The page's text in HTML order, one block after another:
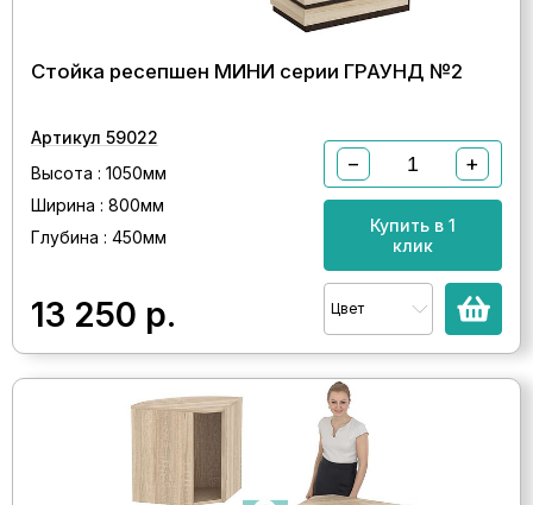
Стойка ресепшен МИНИ серии ГРАУНД №2
Артикул 59022
Высота : 1050мм
Ширина : 800мм
Глубина : 450мм
13 250 р.
− +
Купить в 1
клик
Цвет